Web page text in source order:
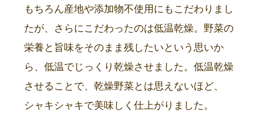
もちろん産地や添加物不使用にもこだわりまし
たが、さらにこだわったのは低温乾燥。野菜の
栄養と旨味をそのまま残したいという思いか
ら、低温でじっくり乾燥させました。低温乾燥
させることで、乾燥野菜とは思えないほど、
シャキシャキで美味しく仕上がりました。